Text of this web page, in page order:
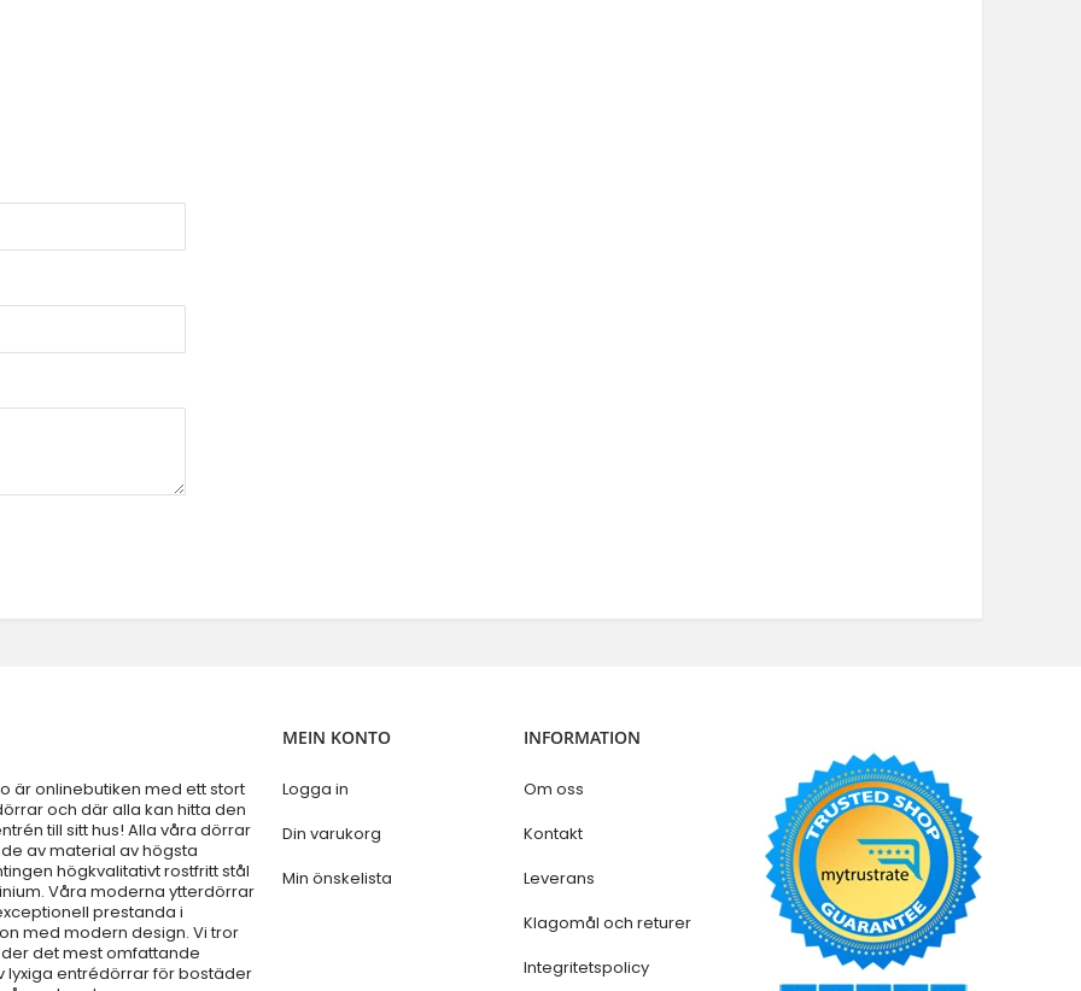
är onlinebutiken med ett stort
och där alla kan hitta den
till sitt hus! Alla våra dörrar
av material av högsta
högkvalitativt rostfritt stål
Våra moderna ytterdörrar
prestanda i
med modern design. Vi tror
det mest omfattande
lyxiga entrédörrar för bostäder
MEIN KONTO
Logga in
Din varukorg
Min önskelista
INFORMATION
Om oss
Kontakt
Leverans
Klagomål och returer
Integritetspolicy